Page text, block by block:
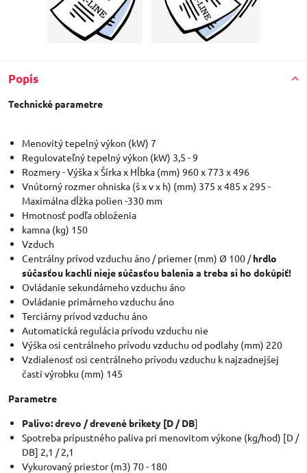
Popis
Technické parametre
Menovitý tepelný výkon (kW) 7
Regulovateľný tepelný výkon (kW) 3,5 - 9
Rozmery - Výška x Šírka x Hĺbka (mm) 960 x 773 x 496
Vnútorný rozmer ohniska (š x v x h) (mm) 375 x 485 x 295 -
Maximálna dĺžka polien -330 mm
Hmotnosť podľa obloženia
kamna (kg) 150
Vzduch
Centrálny prívod vzduchu áno / priemer (mm) Ø 100 /hrdlo
súčasťou kachlí nieje súčasťou balenia a treba si ho dokúpiť!
Ovládanie sekundárneho vzduchu áno
Ovládanie primárneho vzduchu áno
Terciárny prívod vzduchu áno
Automatická regulácia prívodu vzduchu nie
Výška osi centrálneho prívodu vzduchu od podlahy (mm) 220
Vzdialenosť osi centrálneho prívodu vzduchu k najzadnejšej
časti výrobku (mm) 145
Parametre
Palivo: drevo / drevené brikety [D / DB]
Spotreba prípustného paliva pri menovitom výkone (kg/hod) [D /
DB] 2,1 / 2,1
Vykurovaný priestor (m3) 70 - 180